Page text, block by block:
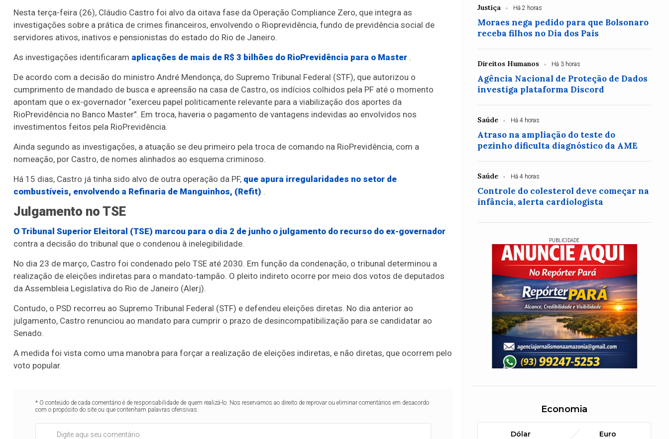
Nesta terça-feira (26), Cláudio Castro foi alvo da oitava fase da Operação Compliance Zero, que integra as
investigações sobre a prática de crimes financeiros, envolvendo o Rioprevidência, fundo de previdência social de
servidores ativos, inativos e pensionistas do estado do Rio de Janeiro.
As investigações identificaram aplicações de mais de R$ 3 bilhões do RioPrevidência para o Master .
De acordo com a decisão do ministro André Mendonça, do Supremo Tribunal Federal (STF), que autorizou o
cumprimento de mandado de busca e apreensão na casa de Castro, os indícios colhidos pela PF até o momento
apontam que o ex-governador “exerceu papel politicamente relevante para a viabilização dos aportes da
RioPrevidência no Banco Master”. Em troca, haveria o pagamento de vantagens indevidas ao envolvidos nos
investimentos feitos pela RioPrevidência.
Ainda segundo as investigações, a atuação se deu primeiro pela troca de comando na RioPrevidência, com a
nomeação, por Castro, de nomes alinhados ao esquema criminoso.
Há 15 dias, Castro já tinha sido alvo de outra operação da PF, que apura irregularidades no setor de
combustíveis, envolvendo a Refinaria de Manguinhos, (Refit) .
Julgamento no TSE
O Tribunal Superior Eleitoral (TSE) marcou para o dia 2 de junho o julgamento do recurso do ex-governador
contra a decisão do tribunal que o condenou à inelegibilidade.
No dia 23 de março, Castro foi condenado pelo TSE até 2030. Em função da condenação, o tribunal determinou a
realização de eleições indiretas para o mandato-tampão. O pleito indireto ocorre por meio dos votos de deputados
da Assembleia Legislativa do Rio de Janeiro (Alerj).
Contudo, o PSD recorreu ao Supremo Tribunal Federal (STF) e defendeu eleições diretas. No dia anterior ao
julgamento, Castro renunciou ao mandato para cumprir o prazo de desincompatibilização para se candidatar ao
Senado.
A medida foi vista como uma manobra para forçar a realização de eleições indiretas, e não diretas, que ocorrem pelo
voto popular.
* O conteúdo de cada comentário é de responsabilidade de quem realizá-lo. Nos reservamos ao direito de reprovar ou eliminar comentários em desacordo
com o propósito do site ou que contenham palavras ofensivas.
Justiça Há 2 horas
Moraes nega pedido para que Bolsonaro
receba filhos no Dia dos Pais
Direitos Humanos Há 3 horas
Agência Nacional de Proteção de Dados
investiga plataforma Discord
Saúde Há 4 horas
Atraso na ampliação do teste do
pezinho dificulta diagnóstico da AME
Saúde Há 4 horas
Controle do colesterol deve começar na
infância, alerta cardiologista
PUBLICIDADE
Economia
Dólar
Euro